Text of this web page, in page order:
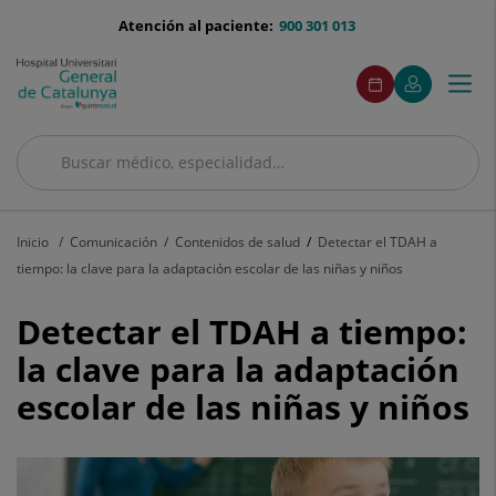
menu-
900 301 013
Atención al paciente:
Buscar
Buscar
menuAcceso
Pedir
cita
Este
enlace
se
en
Mi
Quirónsalud
Este
enlace
se
en
ventana
Menú
Inicio Comunicación Contenidos de salud
Detectar el TDAH a
tiempo: la clave para la adaptación escolar de las niñas y niños
Detectar
el
TDAH
tiempo:
Detectar el TDAH a tiempo:
la clave para la adaptación
escolar de las niñas y niños